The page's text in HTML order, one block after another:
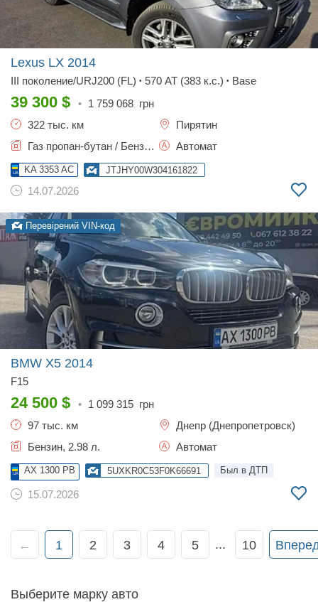
Lexus LX 2014
III поколение/URJ200 (FL) • 570 AT (383 к.с.) • Base
39 300 $ • 1 759 068 грн
322 тыс. км
Пирятин
Газ пропан-бутан / Бензин, 5.7 л.
Автомат
KA 3353 AC JTJHY00W304161822
14.07.2026
Перевірений VIN-код
BMW X5 2014
F15
24 500 $ • 1 099 315 грн
97 тыс. км
Днепр (Днепропетровск)
Бензин, 2.98 л.
Автомат
AX 1300 PB 5UXKR0C53F0K66691 Был в ДТП
15.07.2026
← 1 2 3 4 5 ... 10
Выберите марку авто